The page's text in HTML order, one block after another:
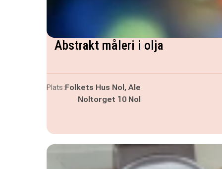
Abstrakt måleri i olja
Plats:Folkets Hus Nol, Ale
Noltorget 10 Nol